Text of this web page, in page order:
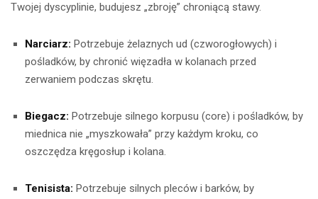
Twojej dyscyplinie, budujesz „zbroję” chroniącą stawy.
Narciarz: Potrzebuje żelaznych ud (czworogłowych) i
pośladków, by chronić więzadła w kolanach przed
zerwaniem podczas skrętu.
Biegacz: Potrzebuje silnego korpusu (core) i pośladków, by
miednica nie „myszkowała” przy każdym kroku, co
oszczędza kręgosłup i kolana.
Tenisista: Potrzebuje silnych pleców i barków, by